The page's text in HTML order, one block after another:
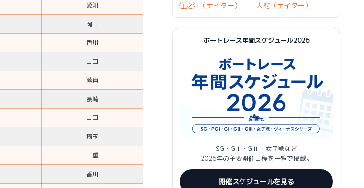
愛知
岡山
香川
山口
滋賀
長崎
山口
埼玉
三重
香川
住之江（ナイター）
大村（ナイター）
ボートレース年間スケジュール2026
SG・GⅠ・GⅡ・女子戦など
2026年の主要開催日程を一覧で掲載。
開催スケジュールを見る